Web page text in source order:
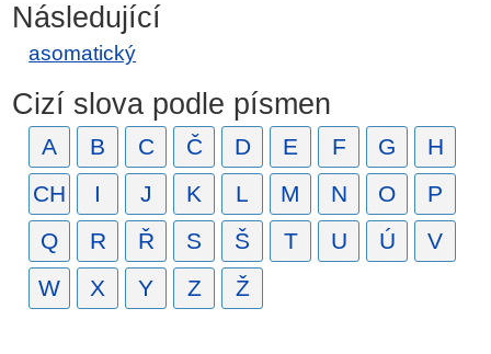
Následující
asomatický
Cizí slova podle písmen
A B C Č D E F G
H
CH
I J K L M N O
P
Q
R Ř S Š T U Ú
V
W
X Y Z Ž